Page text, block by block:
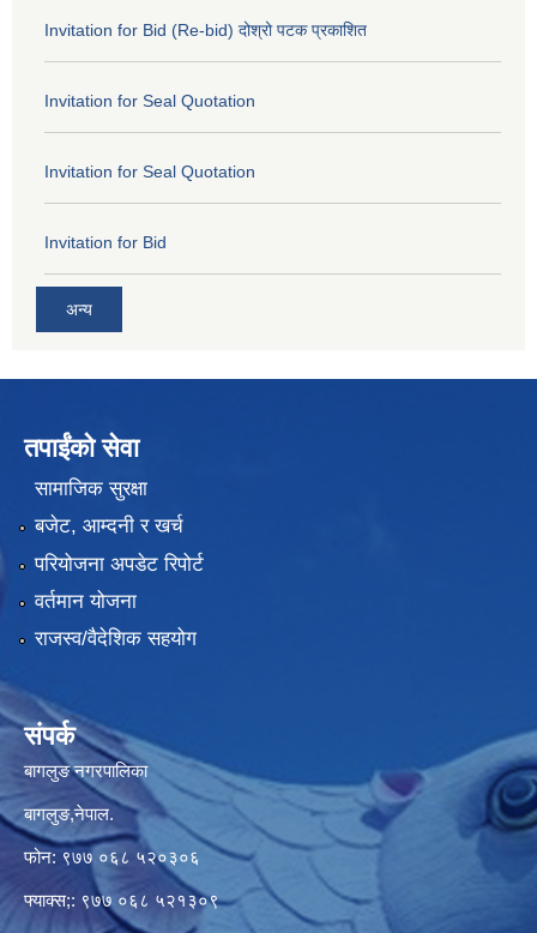
Invitation for Bid (Re-bid) दोश्रो पटक प्रकाशित
Invitation for Seal Quotation
Invitation for Seal Quotation
Invitation for Bid
अन्य
तपाईंको सेवा
सामाजिक सुरक्षा
बजेट, आम्दनी र खर्च
परियोजना अपडेट रिपोर्ट
वर्तमान योजना
राजस्व/वैदेशिक सहयोग
संपर्क
बागलुङ नगरपालिका
बागलुङ,नेपाल.
फोन: ९७७ ०६८ ५२०३०६
फ्याक्स;: ९७७ ०६८ ५२१३०९